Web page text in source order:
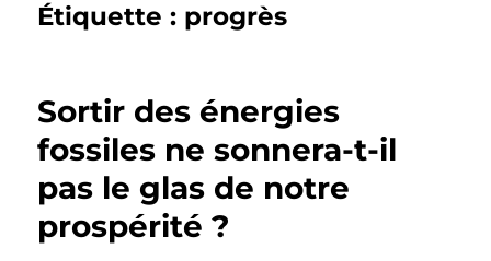
Étiquette : progrès
Sortir des énergies
fossiles ne sonnera-t-il
pas le glas de notre
prospérité ?